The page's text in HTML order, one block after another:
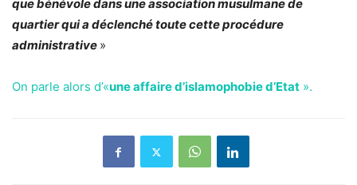
que bénévole dans une association musulmane de
quartier qui a déclenché toute cette procédure
administrative »
On parle alors d’«une affaire d’islamophobie d’Etat ».